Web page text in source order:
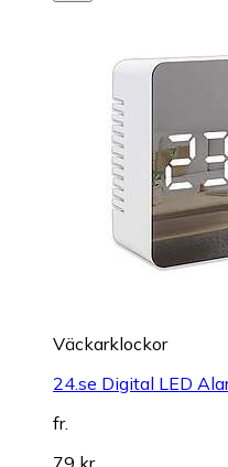
Väckarklockor
24.se Digital LED
fr.
79 kr